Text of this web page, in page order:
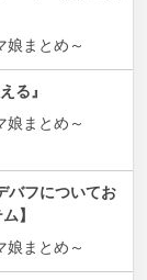
娘まとめ～
る』
娘まとめ～
バフについてお
】
娘まとめ～